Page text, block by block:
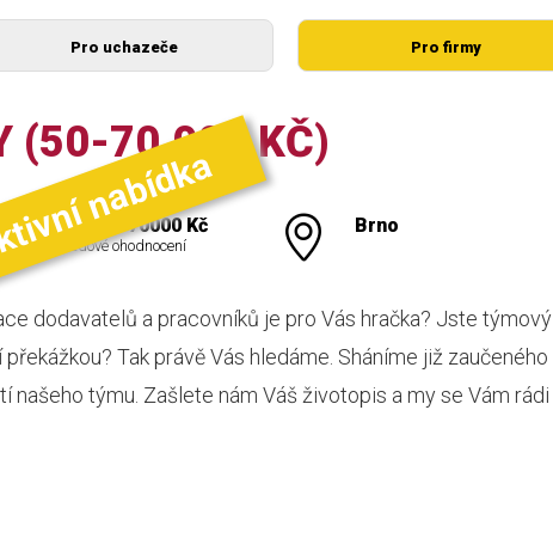
Pro uchazeče Pro firmy
(50-70.000 KČ)
nabídka
50000 - 70000 Kč
mzdové ohodnocení
Brno
dodavatelů a pracovníků je pro Vás hračka? Jste týmový
Tak právě Vás hledáme. Sháníme již zaučeného
týmu. Zašlete nám Váš životopis a my se Vám rádi